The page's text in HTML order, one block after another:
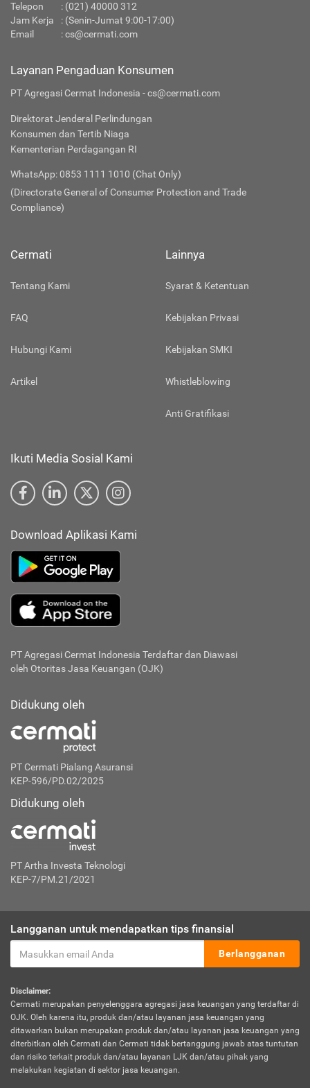
Telepon : (021) 40000 312
Jam Kerja
: (Senin-Jumat 9:00-17:00)
Email
:cs@cermati.com
Layanan Pengaduan Konsumen
PT Agregasi Cermat Indonesia - cs@cermati.com
Direktorat Jenderal Perlindungan
Konsumen dan Tertib Niaga
Kementerian Perdagangan RI
WhatsApp: 0853 1111 1010 (Chat Only)
(Directorate General of Consumer Protection and Trade
Compliance)
Cermati
Tentang Kami
FAQ
Hubungi Kami
Artikel
Lainnya
Syarat & Ketentuan
Kebijakan Privasi
Kebijakan SMKI
Whistleblowing
Anti Gratifikasi
Ikuti Media Sosial Kami
Download Aplikasi Kami
PT Agregasi Cermat Indonesia Terdaftar dan Diawasi
oleh Otoritas Jasa Keuangan (OJK)
Didukung oleh
PT Cermati Pialang Asuransi
KEP-596/PD.02/2025
Didukung oleh
PT Artha Investa Teknologi
KEP-7/PM.21/2021
Langganan untuk mendapatkan tips finansial
Berlangganan
Disclaimer:
Cermati merupakan penyelenggara agregasi jasa keuangan yang terdaftar di
OJK. Oleh karena itu, produk dan/atau layanan jasa keuangan yang
ditawarkan bukan merupakan produk dan/atau layanan jasa keuangan yang
diterbitkan oleh Cermati dan Cermati tidak bertanggung jawab atas tuntutan
dan risiko terkait produk dan/atau layanan LJK dan/atau pihak yang
melakukan kegiatan di sektor jasa keuangan.